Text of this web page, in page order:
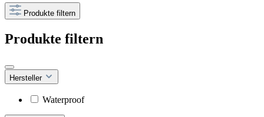
Produkte filtern
Produkte filtern
Hersteller
Waterproof